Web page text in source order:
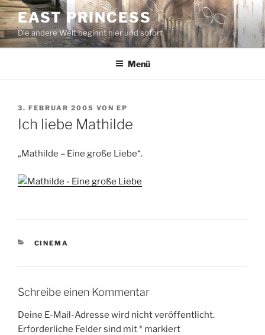
Zum
Inhalt
springen
EAST PRINCESS
Die andere Welt beginnt hier und sofort
Menü
VERÖFFENTLICHT
AM
3. FEBRUAR 2005 VON EP
Ich liebe Mathilde
„Mathilde – Eine große Liebe“.
KATEGORIEN
CINEMA
Schreibe einen Kommentar
Deine E-Mail-Adresse wird nicht veröffentlicht.
Erforderliche Felder sind mit* markiert